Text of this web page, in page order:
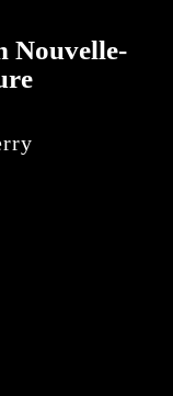
Nouvelle-